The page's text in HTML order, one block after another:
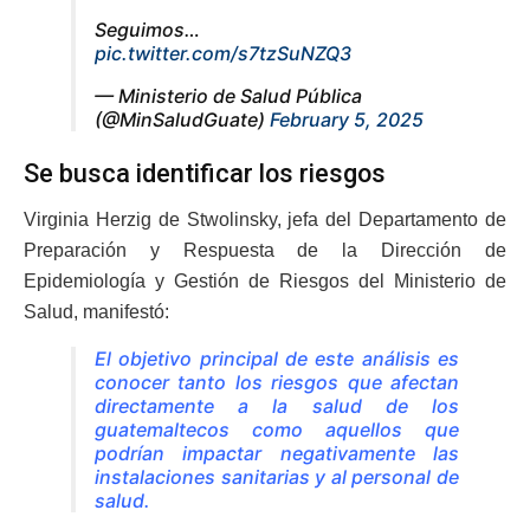
Seguimos…
pic.twitter.com/s7tzSuNZQ3
— Ministerio de Salud Pública
(@MinSaludGuate) February 5, 2025
Se busca identificar los riesgos
Virginia Herzig de Stwolinsky, jefa del Departamento de
Preparación y Respuesta de la Dirección de
Epidemiología y Gestión de Riesgos del Ministerio de
Salud, manifestó:
El objetivo principal de este análisis es
conocer tanto los riesgos que afectan
directamente a la salud de los
guatemaltecos como aquellos que
podrían impactar negativamente las
instalaciones sanitarias y al personal de
salud.